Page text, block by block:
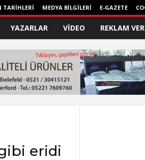
TARİHLERİ MEDYA BİLGİLERİ E-GAZETE
YAZARLAR VİDEO REKLAM VER
eridi